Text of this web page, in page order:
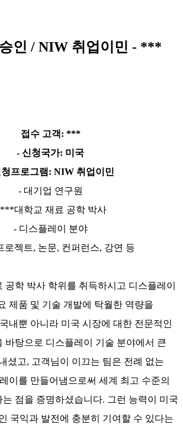
인 / NIW 취업이민 - ***
접수 고객: ***
- 신청국가: 미국
프로그램: NIW 취업이민
- 대기업 연구원
대학교 재료 공학 박사
- 디스플레이 분야
로젝트, 논문, 컨퍼런스, 강연 등
공학 박사 학위를 취득하시고 디스플레이
제품 및 기술 개발에 탁월한 역량을
국내뿐 아니라 미국 시장에 대한 전문적인
바탕으로 디스플레이 기술 분야에서 큰
셨고, 고객님이 이끄는 팀은 전례 없는
이를 만들어냄으로써 세계 최고 수준의
점을 증명하셨습니다. 그런 능력이 미국
국익과 발전에 충분히 기여할 수 있다는